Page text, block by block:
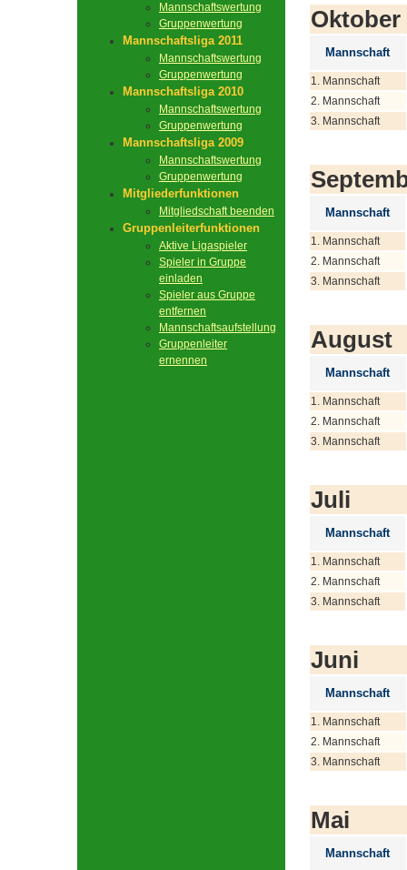
Mannschaftswertung
Gruppenwertung
Mannschaftsliga 2011
Mannschaftswertung
Gruppenwertung
Mannschaftsliga 2010
Mannschaftswertung
Gruppenwertung
Mannschaftsliga 2009
Mannschaftswertung
Gruppenwertung
Mitgliederfunktionen
Mitgliedschaft beenden
Gruppenleiterfunktionen
Aktive Ligaspieler
Spieler in Gruppe
einladen
Spieler aus Gruppe
entfernen
Mannschaftsaufstellung
Gruppenleiter
ernennen
Oktober
Mannschaft
1. Mannschaft
2. Mannschaft
3. Mannschaft
Mannschaft
1. Mannschaft
2. Mannschaft
3. Mannschaft
August
Mannschaft
1. Mannschaft
2. Mannschaft
3. Mannschaft
Juli
Mannschaft
1. Mannschaft
2. Mannschaft
3. Mannschaft
Juni
Mannschaft
1. Mannschaft
2. Mannschaft
3. Mannschaft
Mai
Mannschaft